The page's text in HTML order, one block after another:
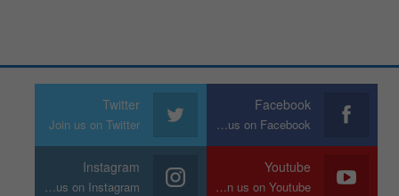
Facebook
Join us on Facebook
Twitter
Join us on Twitter
Youtube
Join us on Youtube
Instagram
Join us on Instagram